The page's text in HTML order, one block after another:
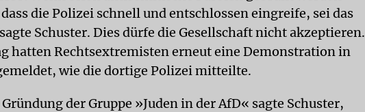
die Polizei schnell und entschlossen eingreife, sei das
Schuster. Dies dürfe die Gesellschaft nicht akzeptieren.
hatten Rechtsextremisten erneut eine Demonstration in
wie die dortige Polizei mitteilte.
der Gruppe »Juden in der AfD« sagte Schuster,